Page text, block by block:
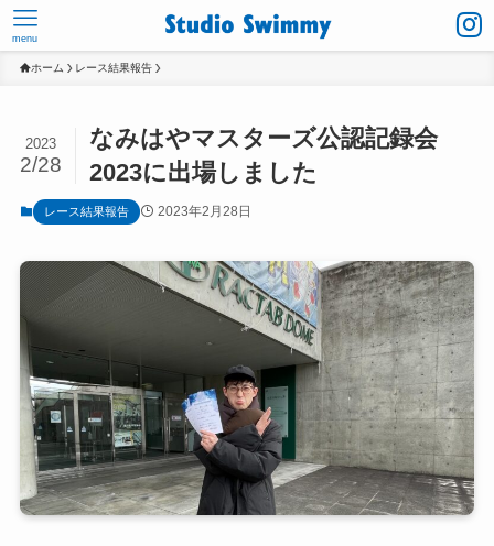
menu
ホーム レース結果報告
なみはやマスターズ公認記録会
2023に出場しました
2023
2/28
レース結果報告 2023年2月28日